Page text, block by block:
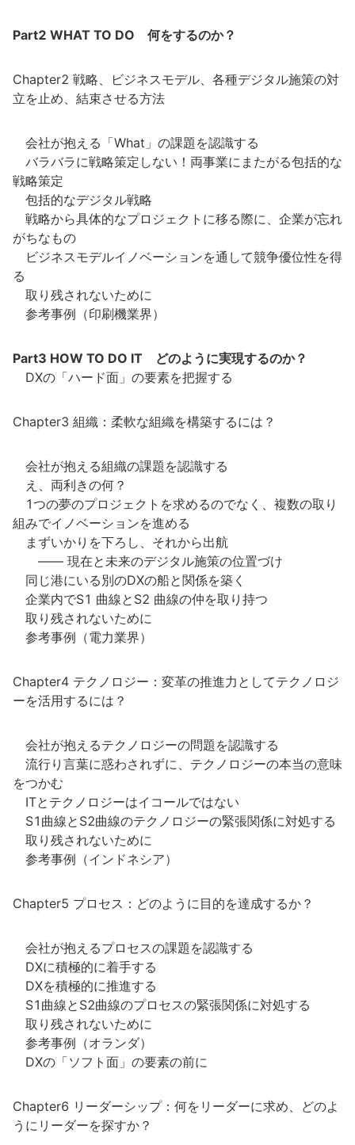
Part2 WHAT TO DO 何をするのか？
Chapter2 戦略、ビジネスモデル、各種デジタル施策の対
立を止め、結束させる方法
会社が抱える「What」の課題を認識する
バラバラに戦略策定しない！両事業にまたがる包括的な
戦略策定
包括的なデジタル戦略
戦略から具体的なプロジェクトに移る際に、企業が忘れ
がちなもの
ビジネスモデルイノベーションを通して競争優位性を得
る
取り残されないために
参考事例（印刷機業界）
Part3 HOW TO DO IT どのように実現するのか？
DXの「ハード面」の要素を把握する
Chapter3 組織：柔軟な組織を構築するには？
会社が抱える組織の課題を認識する
え、両利きの何？
1つの夢のプロジェクトを求めるのでなく、複数の取り
組みでイノベーションを進める
まずいかりを下ろし、それから出航
―― 現在と未来のデジタル施策の位置づけ
同じ港にいる別のDXの船と関係を築く
企業内でS1 曲線とS2 曲線の仲を取り持つ
取り残されないために
参考事例（電力業界）
Chapter4 テクノロジー：変革の推進力としてテクノロジ
ーを活用するには？
会社が抱えるテクノロジーの問題を認識する
流行り言葉に惑わされずに、テクノロジーの本当の意味
をつかむ
ITとテクノロジーはイコールではない
S1曲線とS2曲線のテクノロジーの緊張関係に対処する
取り残されないために
参考事例（インドネシア）
Chapter5 プロセス：どのように目的を達成するか？
会社が抱えるプロセスの課題を認識する
DXに積極的に着手する
DXを積極的に推進する
S1曲線とS2曲線のプロセスの緊張関係に対処する
取り残されないために
参考事例（オランダ）
DXの「ソフト面」の要素の前に
Chapter6 リーダーシップ：何をリーダーに求め、どのよ
うにリーダーを探すか？